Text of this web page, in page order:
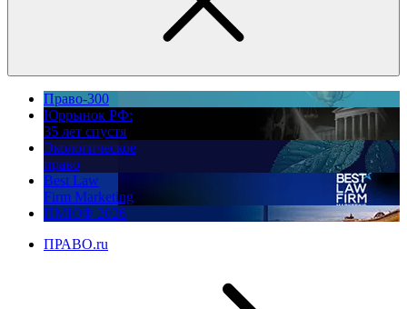
Право-300
Юррынок РФ:
35 лет спустя
Экологическое
право
Best Law
Firm Marketing
ПМЮФ 2026
ПРАВО.ru